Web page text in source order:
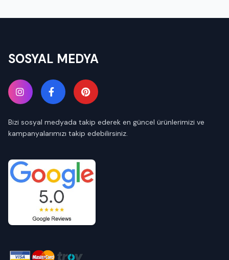
SOSYAL MEDYA
Bizi sosyal medyada takip ederek en güncel ürünlerimizi ve
kampanyalarımızı takip edebilirsiniz.